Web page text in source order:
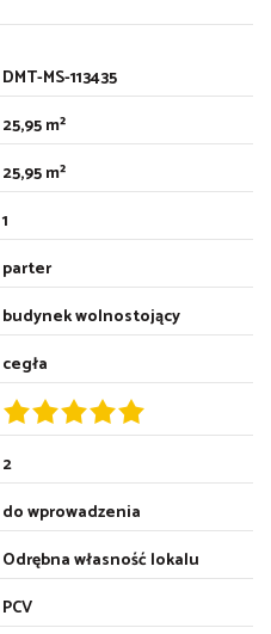
DMT-MS-113435
25,95 m²
25,95 m²
1
parter
budynek wolnostojący
cegła
2
do wprowadzenia
Odrębna własność lokalu
PCV